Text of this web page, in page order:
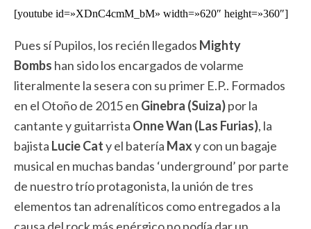
[youtube id=»XDnC4cmM_bM» width=»620″ height=»360″]
Pues sí Pupilos, los recién llegados Mighty
Bombs han sido los encargados de volarme
literalmente la sesera con su primer E.P.. Formados
en el Otoño de 2015 en Ginebra (Suiza)por la
cantante y guitarrista Onne Wan (Las Furias), la
bajista Lucie Caty el batería Maxy con un bagaje
musical en muchas bandas ‘underground’ por parte
de nuestro trío protagonista, la unión de tres
elementos tan adrenalíticos como entregados a la